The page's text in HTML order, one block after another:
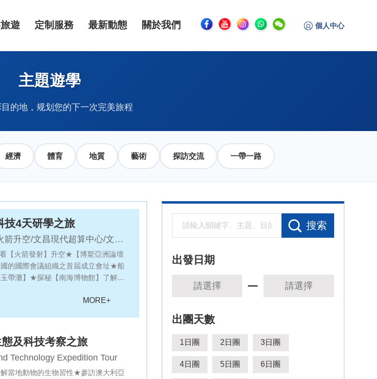
遊 定制服務 最新動態 關於我們 個人中心
主題遊學
的地，规划您的下一次完美旅程
經濟 體育 地質 藝術 探訪交流 一帶一路
技4天研學之旅
箭升空/文昌現代超算中心/文昌
南海博物館/博鼇亞洲論壇成立
【火箭發射】升空★【博鰲亞洲論壇
的國際會議組織之首屆成立會址★船
帶灘】★探秘【南海博物館】了解南
非物質文化遺產展示中心】見證椰殼
椰雕】★參觀【海南文昌航天超算中
MORE+
及科技考察之旅
Technology Expedition Tour
當地動物的生物習性★參訪澳大利亞
搜索
出發日期
出團天數
1日團 2日團 3日團
4日團 5日團 6日團